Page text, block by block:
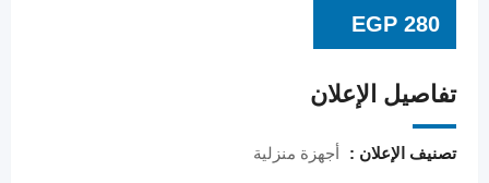
EGP 280
تفاصيل الإعلان
تصنيف الإعلان : أجهزة منزلية